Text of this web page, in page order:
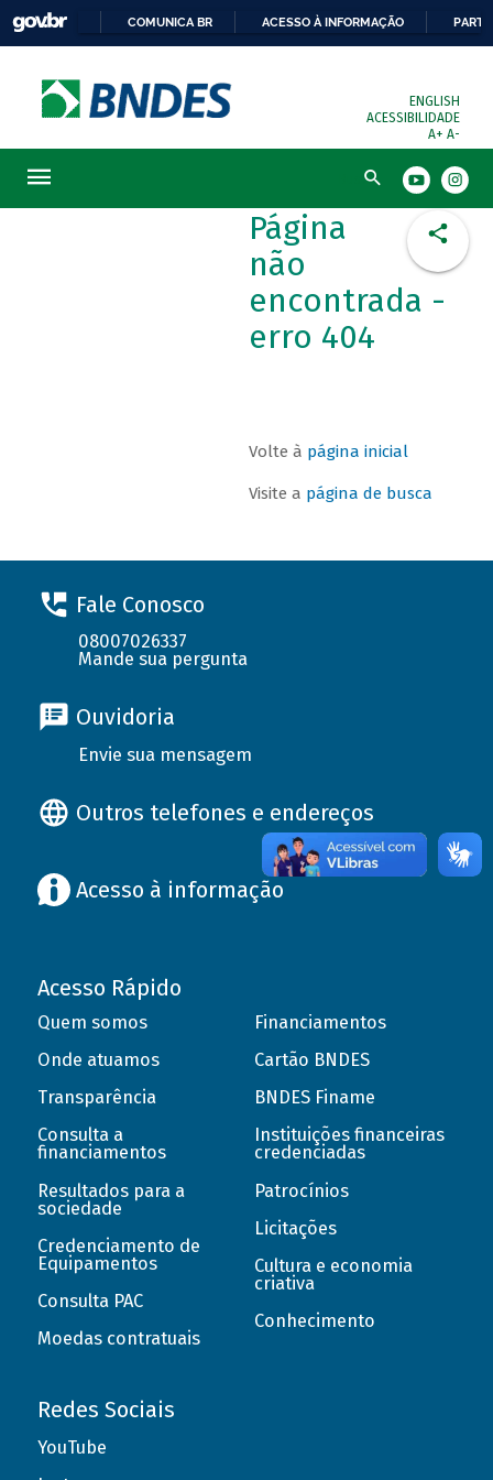
COMUNICA BR ACESSO À INFORMAÇÃO
ENGLISH
ACESSIBILIDADE
A+ A-
Busca
Página
não
encontrada -
erro 404
Volte à página inicial
Visite a página de busca
Fale Conosco
08007026337
Mande sua pergunta
Ouvidoria
Envie sua mensagem
Outros telefones e endereços
Acesso à informação
Acesso Rápido
Quem somos
Onde atuamos
Transparência
Consulta a
financiamentos
Resultados para a
sociedade
Credenciamento de
Equipamentos
Consulta PAC
Moedas contratuais
Financiamentos
Cartão BNDES
BNDES Finame
Instituições financeiras
credenciadas
Patrocínios
Licitações
Cultura e economia
criativa
Conhecimento
Redes Sociais
YouTube